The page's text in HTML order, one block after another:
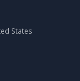
States